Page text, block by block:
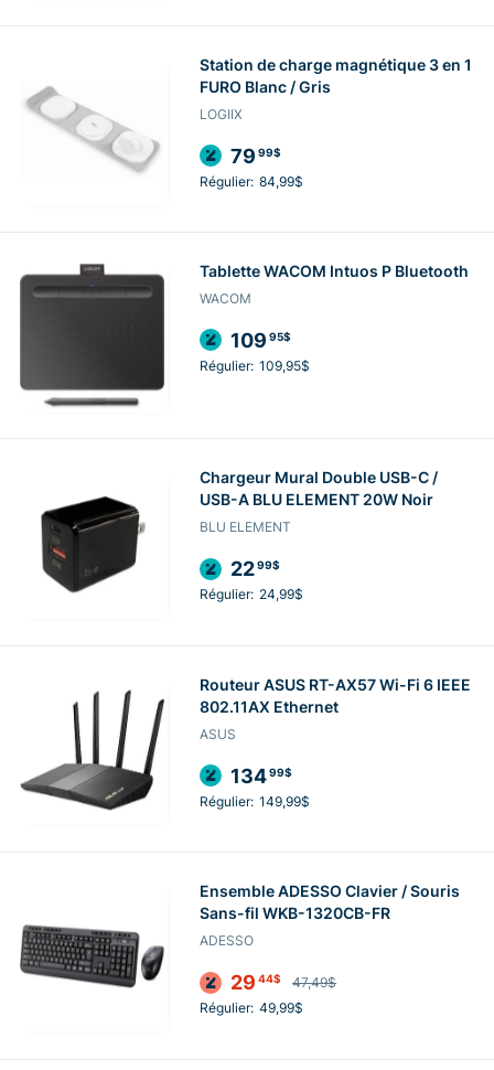
Station de charge magnétique 3 en 1
FURO Blanc / Gris
LOGIIX
79 99$
Régulier: 84,99$
Tablette WACOM Intuos P Bluetooth
WACOM
109 95$
Régulier: 109,95$
Chargeur Mural Double USB-C /
USB-A BLU ELEMENT 20W Noir
BLU ELEMENT
2299$
Régulier: 24,99$
Routeur ASUS RT-AX57 Wi-Fi 6 IEEE
802.11AX Ethernet
ASUS
13499$
Régulier: 149,99$
Ensemble ADESSO Clavier / Souris
Sans-fil WKB-1320CB-FR
ADESSO
29 44$
47,49$
Régulier: 49,99$